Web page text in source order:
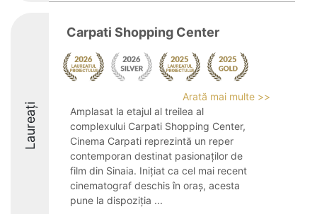
Laureați
Carpati Shopping Center
Arată mai multe >>
Amplasat la etajul al treilea al
complexului Carpati Shopping Center,
Cinema Carpati reprezintă un reper
contemporan destinat pasionaților de
film din Sinaia. Inițiat ca cel mai recent
cinematograf deschis în oraș, acesta
pune la dispoziția ...